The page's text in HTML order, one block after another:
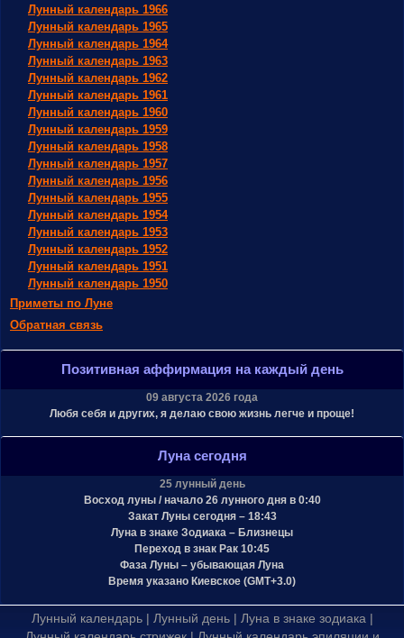
Лунный календарь 1966
Лунный календарь 1965
Лунный календарь 1964
Лунный календарь 1963
Лунный календарь 1962
Лунный календарь 1961
Лунный календарь 1960
Лунный календарь 1959
Лунный календарь 1958
Лунный календарь 1957
Лунный календарь 1956
Лунный календарь 1955
Лунный календарь 1954
Лунный календарь 1953
Лунный календарь 1952
Лунный календарь 1951
Лунный календарь 1950
Приметы по Луне
Обратная связь
Позитивная аффирмация на каждый день
09 августа 2026 года
Любя себя и других, я делаю свою жизнь легче и проще!
Луна сегодня
25 лунный день
Восход луны / начало 26 лунного дня в 0:40
Закат Луны сегодня – 18:43
Луна в знаке Зодиака – Близнецы
Переход в знак Рак 10:45
Фаза Луны – убывающая Луна
Время указано Киевское (GMT+3.0)
Лунный календарь| Лунный день| Луна в знаке зодиака|